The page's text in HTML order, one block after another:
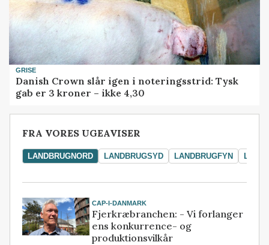
GRISE
Danish Crown slår igen i noteringsstrid: Tysk
gab er 3 kroner – ikke 4,30
FRA VORES UGEAVISER
LANDBRUGNORD LANDBRUGSYD LANDBRUGFYN
CAP-I-DANMARK
Fjerkræbranchen: - Vi forlanger
ens konkurrence- og
produktionsvilkår